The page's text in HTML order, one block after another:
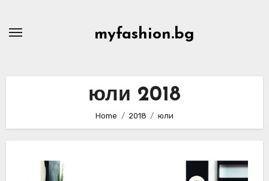
myfashion.bg
юли 2018
Home 2018 юли